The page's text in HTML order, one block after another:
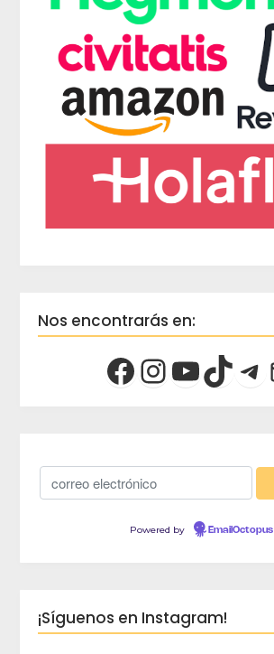
Nos encontrarás en:
Powered by EmailOctopus
¡Síguenos en Instagram!